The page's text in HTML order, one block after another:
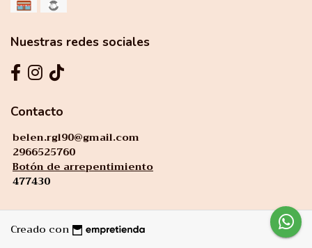
Nuestras redes sociales
Contacto
belen.rgl90@gmail.com
2966525760
Botón de arrepentimiento
477430
Creado con